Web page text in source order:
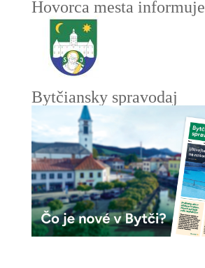
Hovorca mesta informuje
Bytčiansky spravodaj